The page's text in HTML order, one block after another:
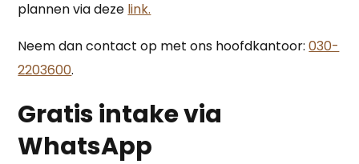
plannen via deze link.
Neem dan contact op met ons hoofdkantoor:030-
2203600.
Gratis intake via
WhatsApp